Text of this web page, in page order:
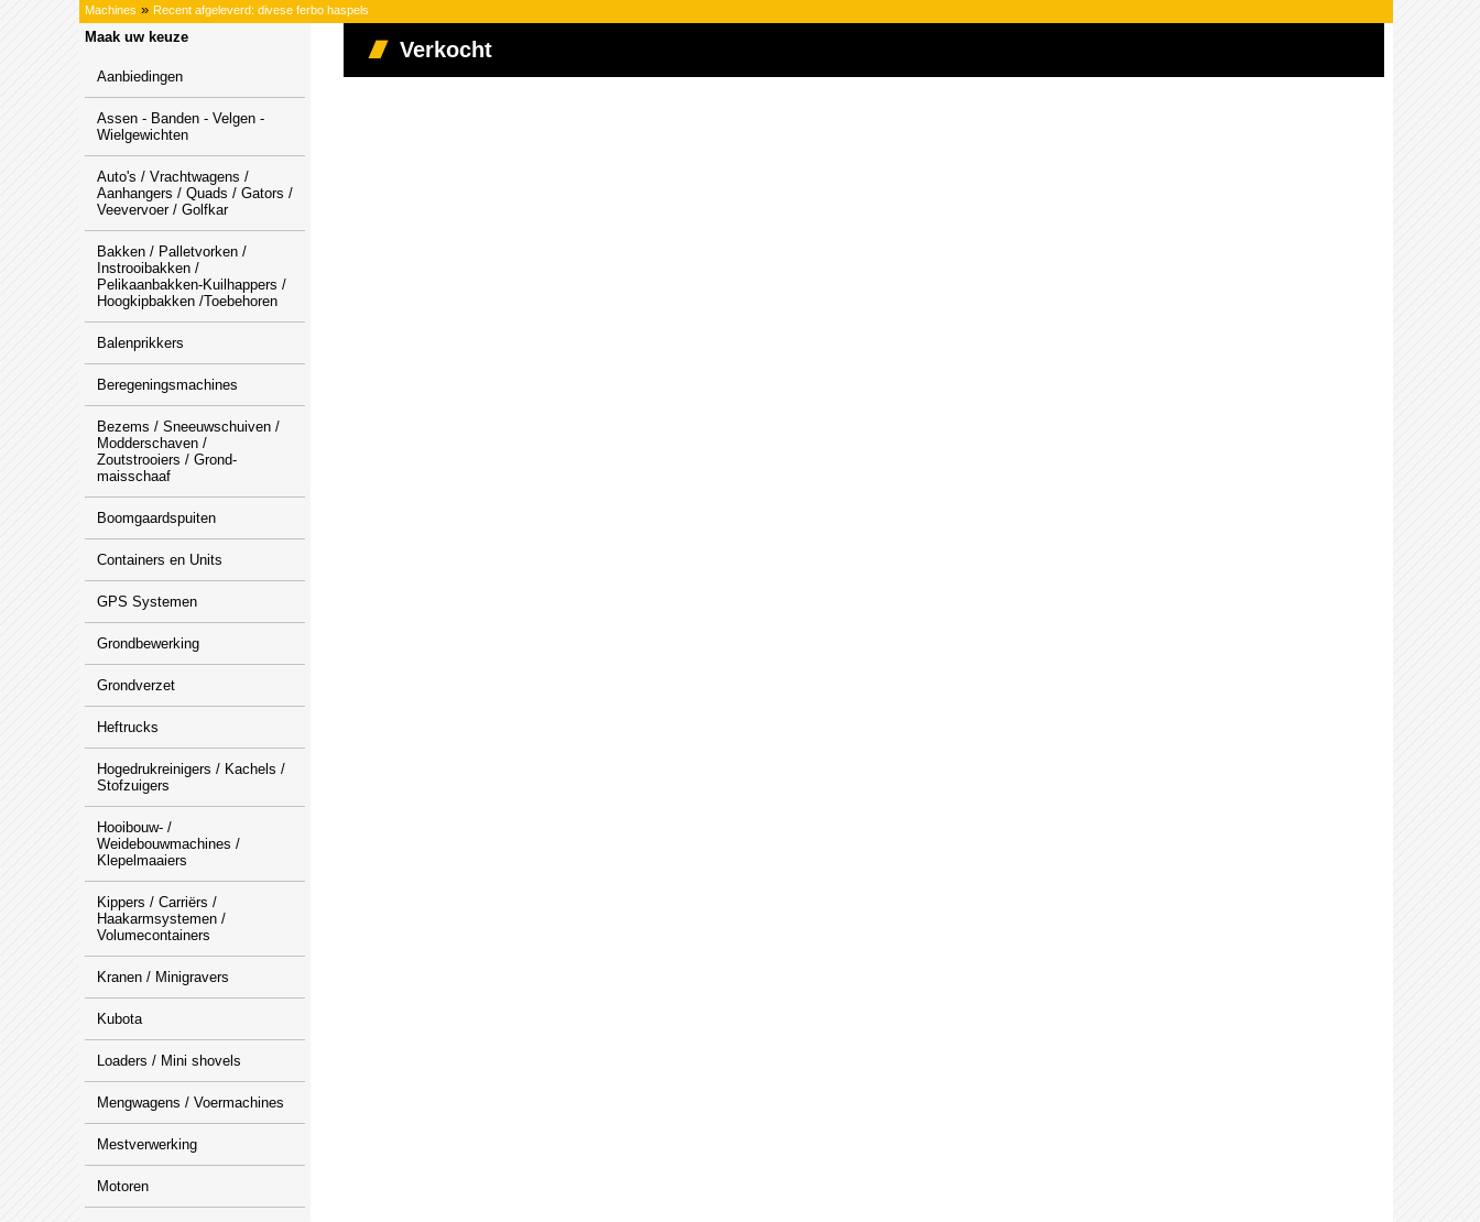
Machines » Recent afgeleverd: divese ferbo haspels
Maak uw keuze
Aanbiedingen
Assen - Banden - Velgen -
Wielgewichten
Auto's / Vrachtwagens /
Aanhangers / Quads / Gators /
Veevervoer / Golfkar
Bakken / Palletvorken /
Instrooibakken /
Pelikaanbakken-Kuilhappers /
Hoogkipbakken /Toebehoren
Balenprikkers
Beregeningsmachines
Bezems / Sneeuwschuiven /
Modderschaven /
Zoutstrooiers / Grond-
maisschaaf
Boomgaardspuiten
Containers en Units
GPS Systemen
Grondbewerking
Grondverzet
Heftrucks
Hogedrukreinigers / Kachels /
Stofzuigers
Hooibouw- /
Weidebouwmachines /
Klepelmaaiers
Kippers / Carriërs /
Haakarmsystemen /
Volumecontainers
Kranen / Minigravers
Kubota
Loaders / Mini shovels
Mengwagens / Voermachines
Mestverwerking
Motoren
Verkocht